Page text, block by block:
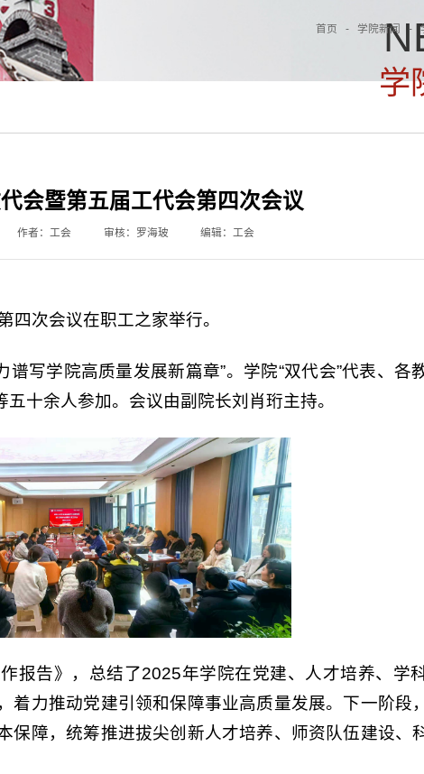
N
学
首页 - 学院新闻 -
会暨第五届工代会第四次会议
作者：工会 审核：罗海玻 编辑：工会
次会议在职工之家举行。
谱写学院高质量发展新篇章”。学院“双代会”代表、各
十余人参加。会议由副院长刘肖珩主持。
报告》，总结了2025年学院在党建、人才培养、学
力推动党建引领和保障事业高质量发展。下一阶段
障，统筹推进拔尖创新人才培养、师资队伍建设、